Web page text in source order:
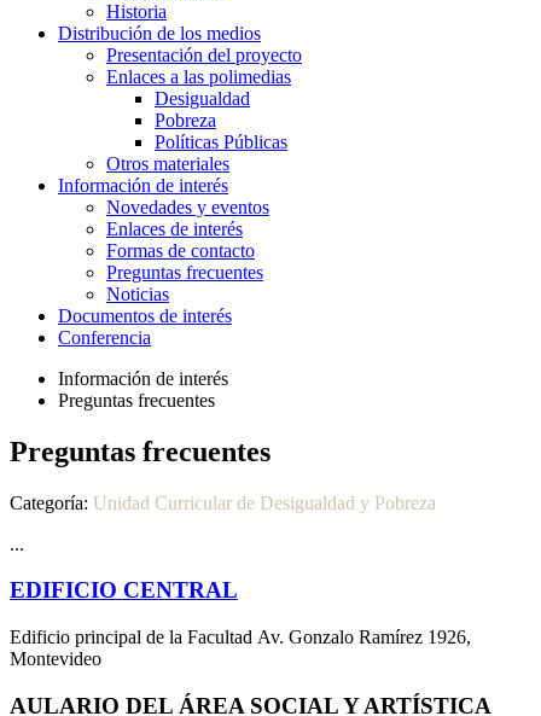
Historia
Distribución de los medios
Presentación del proyecto
Enlaces a las polimedias
Desigualdad
Pobreza
Políticas Públicas
Otros materiales
Información de interés
Novedades y eventos
Enlaces de interés
Formas de contacto
Preguntas frecuentes
Noticias
Documentos de interés
Conferencia
Información de interés
Preguntas frecuentes
Preguntas frecuentes
Categoría: Unidad Curricular de Desigualdad y Pobreza
...
EDIFICIO CENTRAL
Edificio principal de la Facultad Av. Gonzalo Ramírez 1926,
Montevideo
AULARIO DEL ÁREA SOCIAL Y ARTÍSTICA